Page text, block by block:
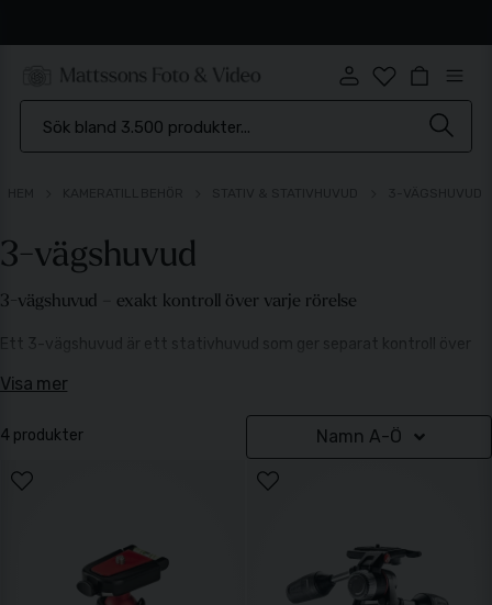
3-vägshuvud
3-vägshuvud – exakt kontroll över varje rörelse
Ett 3-vägshuvud är ett stativhuvud som ger separat kontroll över
lutning var för sig, vilket ger en hög precision i kompositionen.
Här hittar ni 3-vägshuvuden för fotografering där noggrannhet är
viktigare än snabbhet.
Hur fungerar ett 3-vägshuvud?
att ni kan justera en axel i taget utan att påverka de andra.
Det gör det enklare att finjustera bildens utsnitt och hålla linjer raka,
vilket är särskilt viktigt vid exempelvis arkitektur eller produktfoto.
Visa mer
4 produkter Namn A-Ö